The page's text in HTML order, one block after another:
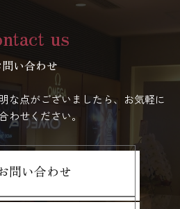
us
お問い合わせ
な点がございましたら、お気軽に
わせください。